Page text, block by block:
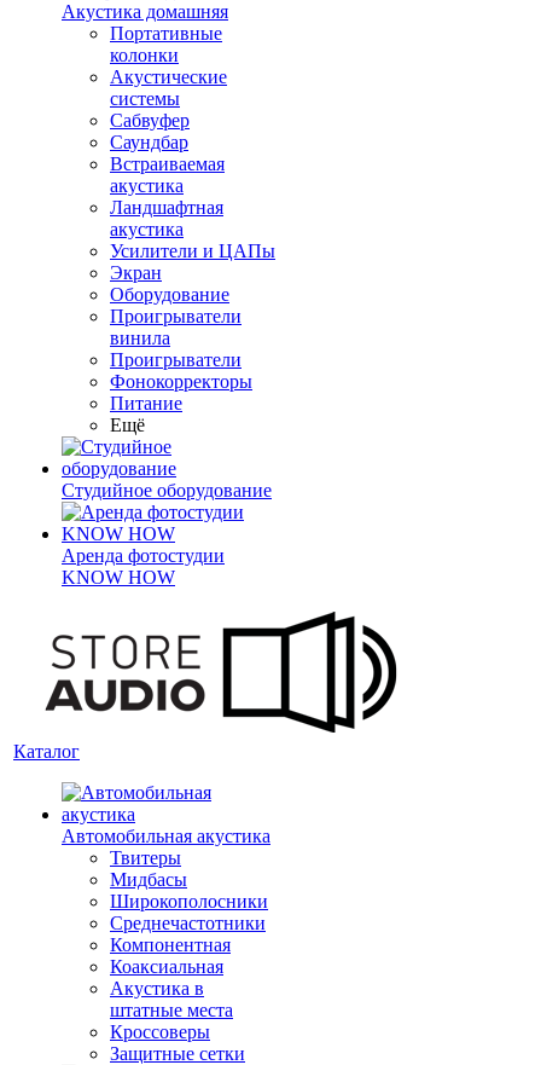
Акустика домашняя
Портативные
колонки
Акустические
системы
Сабвуфер
Саундбар
Встраиваемая
акустика
Ландшафтная
акустика
Усилители и ЦАПы
Экран
Оборудование
Проигрыватели
винила
Проигрыватели
Фонокорректоры
Питание
Ещё
Студийное оборудование
Аренда фотостудии
KNOW HOW
Каталог
Автомобильная акустика
Твитеры
Мидбасы
Широкополосники
Среднечастотники
Компонентная
Коаксиальная
Акустика в
штатные места
Кроссоверы
Защитные сетки